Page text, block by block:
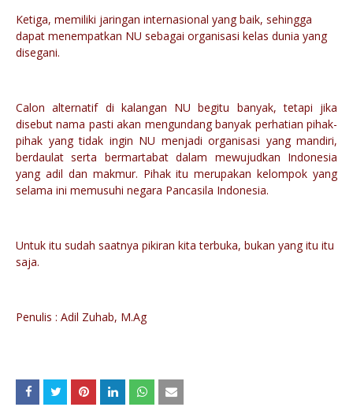
Ketiga, memiliki jaringan internasional yang baik, sehingga
dapat menempatkan NU sebagai organisasi kelas dunia yang
disegani.
Calon alternatif di kalangan NU begitu banyak, tetapi jika
disebut nama pasti akan mengundang banyak perhatian pihak-
pihak yang tidak ingin NU menjadi organisasi yang mandiri,
berdaulat serta bermartabat dalam mewujudkan Indonesia
yang adil dan makmur. Pihak itu merupakan kelompok yang
selama ini memusuhi negara Pancasila Indonesia.
Untuk itu sudah saatnya pikiran kita terbuka, bukan yang itu itu
saja.
Penulis : Adil Zuhab, M.Ag